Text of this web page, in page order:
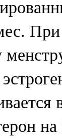
При